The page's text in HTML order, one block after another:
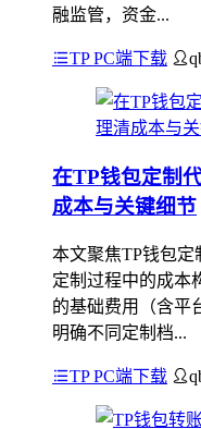
融监管，资金...
TP PC端下载
在TP钱包定制
成本与关键细节
本文聚焦TP钱包定
定制过程中的成本
的基础费用（含平
明确不同定制档...
TP PC端下载